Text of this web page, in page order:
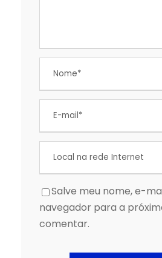
Salve meu nome, e-
navegador para a
comentar.